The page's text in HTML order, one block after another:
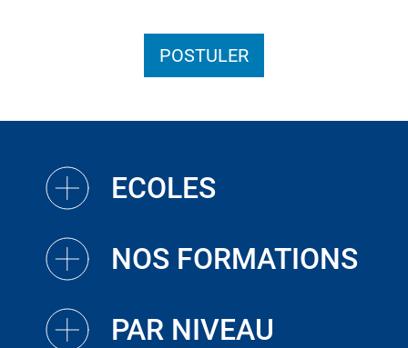
POSTULER
ECOLES
NOS FORMATIONS
PAR NIVEAU